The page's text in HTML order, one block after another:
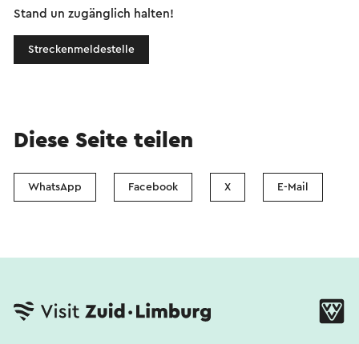
Stand un zugänglich halten!
Streckenmeldestelle
Diese Seite teilen
WhatsApp Facebook X E-Mail